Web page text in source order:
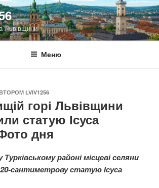
Львівщини
Меню
LVIV1256
горі Львівщини
статую Ісуса
дня
Турківському районі місцеві селяни
сантиметрову статую Ісуса